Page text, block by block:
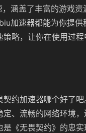
涵盖了丰富的游戏
加速器都能为你提
略，让你在使用过
约加速器哪个好了
、流畅的网络环境
《无畏契约》的忠